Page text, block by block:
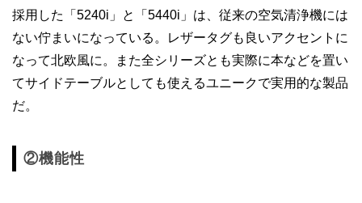
採用した「5240i」と「5440i」は、従来の空気清浄機には
ない佇まいになっている。レザータグも良いアクセントに
なって北欧風に。また全シリーズとも実際に本などを置い
てサイドテーブルとしても使えるユニークで実用的な製品
だ。
②機能性